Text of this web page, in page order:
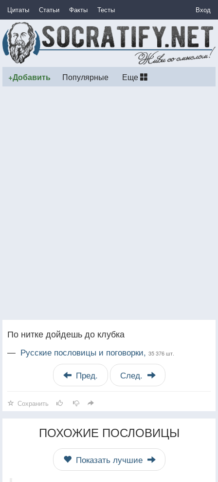
Цитаты Статьи Факты Тесты Вход
+Добавить Популярные Еще
По нитке дойдешь до клубка
— Русские пословицы и поговорки, 35 376 шт.
Пред. След.
Сохранить
ПОХОЖИЕ ПОСЛОВИЦЫ
Показать лучшие